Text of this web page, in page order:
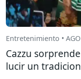
Entretenimiento •
Cazzu
lucir un